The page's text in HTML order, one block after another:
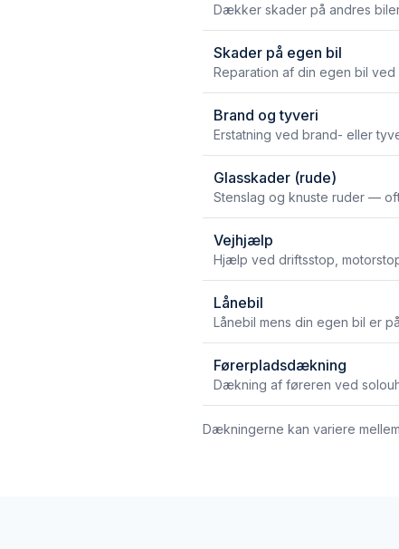
Dækker skader på andres
Skader på egen bil
Reparation af din egen bil
Brand og tyveri
Erstatning ved brand- eller
Glasskader (rude)
Stenslag og knuste ruder —
Vejhjælp
Hjælp ved driftsstop,
Lånebil
Lånebil mens din egen bil er
Førerpladsdækning
Dækning af føreren ved
Dækningerne kan variere